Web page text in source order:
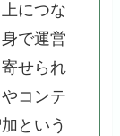
につな
で運営
せられ
コンテ
という